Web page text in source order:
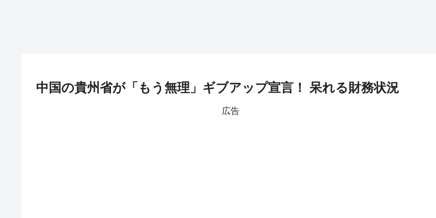
中国の貴州省が「もう無理」ギブアップ宣言！ 呆れる財務状況
広告